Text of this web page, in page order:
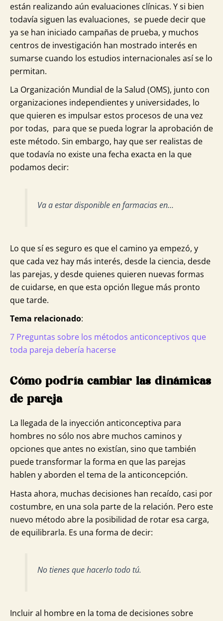
están realizando aún evaluaciones clínicas. Y si bien
todavía siguen las evaluaciones, se puede decir que
ya se han iniciado campañas de prueba, y muchos
centros de investigación han mostrado interés en
sumarse cuando los estudios internacionales así se lo
permitan.
La Organización Mundial de la Salud (OMS), junto con
organizaciones independientes y universidades, lo
que quieren es impulsar estos procesos de una vez
por todas, para que se pueda lograr la aprobación de
este método. Sin embargo, hay que ser realistas de
que todavía no existe una fecha exacta en la que
podamos decir:
Va a estar disponible en farmacias en…
Lo que sí es seguro es que el camino ya empezó, y
que cada vez hay más interés, desde la ciencia, desde
las parejas, y desde quienes quieren nuevas formas
de cuidarse, en que esta opción llegue más pronto
que tarde.
Tema relacionado:
7 Preguntas sobre los métodos anticonceptivos que
toda pareja debería hacerse
Cómo podría cambiar las dinámicas
de pareja
La llegada de la inyección anticonceptiva para
hombres no sólo nos abre muchos caminos y
opciones que antes no existían, sino que también
puede transformar la forma en que las parejas
hablen y aborden el tema de la anticoncepción.
Hasta ahora, muchas decisiones han recaído, casi por
costumbre, en una sola parte de la relación. Pero este
nuevo método abre la posibilidad de rotar esa carga,
de equilibrarla. Es una forma de decir:
No tienes que hacerlo todo tú.
Incluir al hombre en la toma de decisiones sobre